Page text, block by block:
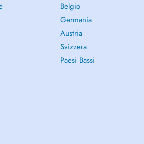
Belgio
Germania
Austria
Svizzera
Paesi Bassi